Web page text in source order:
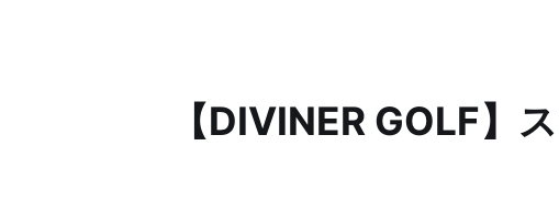
【DIVINER GOLF】